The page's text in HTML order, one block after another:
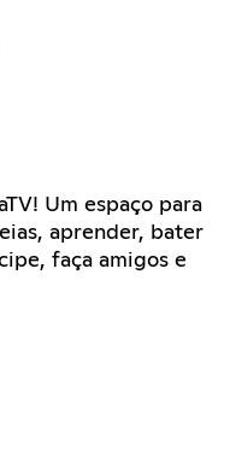
Um espaço para
aprender, bater
faça amigos e